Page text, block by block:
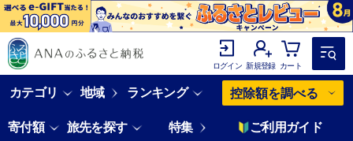
ログイン 新規登録 カート
カテゴリ 地域 ランキング 控除額を調べる
寄付額 旅先を探す 特集 ご利用ガイド